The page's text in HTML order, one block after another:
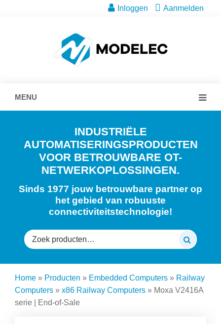
Inloggen Aanmelden
MENU
INDUSTRIËLE
AUTOMATISERINGSPRODUCTEN
VOOR BETROUWBARE OT-
NETWERKOPLOSSINGEN.
Sinds 1977 jouw betrouwbare partner op
het gebied van robuuste
connectiviteitstechnologie!
Zoeken
naar:
Home » Producten » Embedded Computers » Railway
Computers » x86 Railway Computers » Moxa V2416A
serie | End-of-Sale